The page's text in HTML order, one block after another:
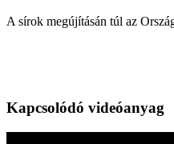
A sírok megújításán túl az
Kapcsolódó videóanyag